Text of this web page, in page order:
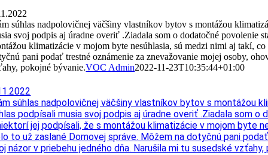
súhlas nadpolovičnej väčšiny vlastníkov bytov s montážou
svoj podpis aj úradne overiť .Ziadala som o dodatočné povolenie
klimatizácie v mojom byte nesúhlasia, sú medzi nimi aj takí,
pani podať trestné oznámenie za znevažovanie mojej osoby,
pokojné bývanie.VOC Admin2022-11-23T10:35:44+01:00
súhlas nadpolovičnej väčšiny vlastníkov bytov s montážou
podpísali musia svoj podpis aj úradne overiť .Ziadala som
jej podpísali, že s montážou klimatizácie v mojom byte
to už zaslané Domovej správe. Môžem na dotyčnú pani
názor v priebehu jedného dňa. Narušila mi tu susedské vzťahy,